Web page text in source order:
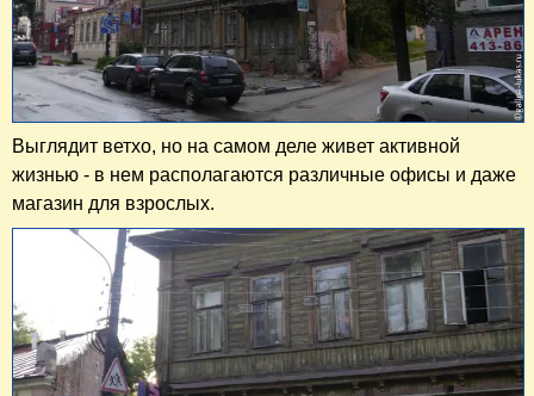
Выглядит ветхо, но на самом деле живет активной
жизнью - в нем располагаются различные офисы и даже
магазин для взрослых.